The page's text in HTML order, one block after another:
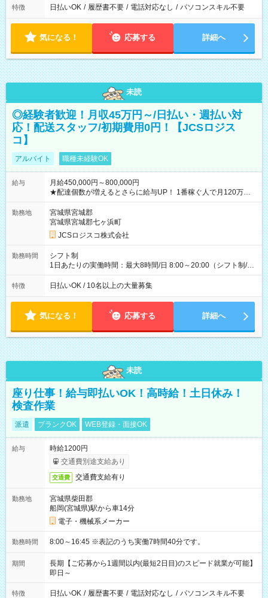
特徴 日払いOK / 履歴書不要 / 電話対応なし / パソコンスキル不要
気になる！ 応募する 詳細へ
未読
◎経験者歓迎！月収45万円～/日払い・週払い対
応！配送スタッフ/初期費用0円！【JCSロジス
コ】
アルバイト 職種未経験OK
給与
月給450,000円～800,000円
★配達個数が増えるとさらに給与UP！ 1番稼ぐ人で月120万ほ
ど！ ・主要都市エリア 月収55万円／週5日稼働 月収65万~112
万円／週6日稼働 ・地方郊外エリア 月収40万円／週5日稼働 月
収40万円~50万円／週6日稼働 ＜モデルイメージ＞ ■月収50万
円 (27歳男性/江東区在住)※元建築関係 1日150個配達×25日勤務
(日休み) ■月収80万円(43歳男性/墨田区在住)※元営業 1日200個
勤務地
宮城県宮城郡
宮城県宮城郡七ヶ浜町
JCSロジスコ株式会社
勤務時間
シフト制
1日あたりの実働時間：最大8時間/日 8:00～20:00（シフト制/実
働8時間） ※週5日勤務（場所次第では週4も有り） ※配達状況
によって時間外での勤務可能性有り ※案件により多少の前後あ
特徴 日払いOK / 10名以上の大量募集
気になる！ 応募する 詳細へ
未読
座り仕事！給与即払いOK！高時給！土日休み！
検査作業
派遣 ブランクOK WEB登録・面接OK
給与
時給1200円
交通費別途支給あり
交通費 交通費支給有り
勤務地
宮城県柴田郡
船岡(宮城県)駅から車14分
電子・機械系メーカー
勤務時間 8:00～16:45 ※表記のうち実働7時間40分です。
期間
長期【ご応募から1週間以内(最短2日目)のスピード就業が可能】
即日～
特徴 日払いOK / 履歴書不要 / 電話対応なし / パソコンスキル不要